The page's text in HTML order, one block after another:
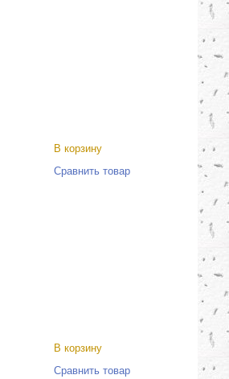
В корзину
Сравнить товар
В корзину
Сравнить товар